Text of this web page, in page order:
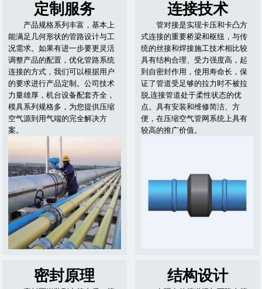
定制服务
产品规格系列丰富，基本上
能满足几何形状的管路设计与工
况需求。如果有进一步要更灵活
调整产品的配置，优化管路系统
连接的方式，我们可以根据用户
的要求进行产品定制。公司技术
力量雄厚，机台设备配套齐全，
模具系列规格多，为您提供压缩
空气源到用气端的完全解决方
案。
连接技术
管对接是实现卡压和卡凸方
式连接的重要桥梁和枢纽，与传
统的丝接和焊接施工技术相比较
具有结构合理、受力强度高，起
到自密封作用，使用寿命长，保
证了管道受足够的拉力时不被拉
脱,连接管道处于柔性状态的优
点。具有安装和维修简洁、方
便，在压缩空气管网系统上具有
较高的推广价值。
密封原理 结构设计